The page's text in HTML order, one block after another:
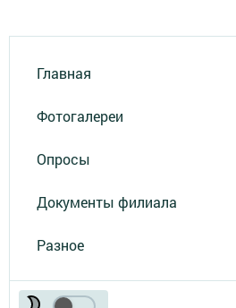
Главная
Фотогалереи
Опросы
Документы филиала
Разное